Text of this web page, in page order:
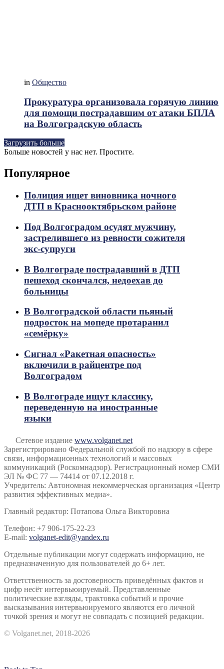
in Общество
Прокуратура организовала горячую линию
для помощи пострадавшим от атаки БПЛА
на Волгоградскую область
Загрузить больше
Больше новостей у нас нет. Простите.
Популярное
Полиция ищет виновника ночного
ДТП в Краснооктябрьском районе
Под Волгоградом осудят мужчину,
застрелившего из ревности сожителя
экс-супруги
В Волгограде пострадавший в ДТП
пешеход скончался, недоехав до
больницы
В Волгоградской области пьяный
подросток на мопеде протаранил
«семёрку»
Сигнал «Ракетная опасность»
включили в райцентре под
Волгоградом
В Волгограде ищут классику,
переведенную на иностранные
языки
Сетевое издание www.volganet.net
Зарегистрировано Федеральной службой по надзору в сфере
связи, информационных технологий и массовых
коммуникаций (Роскомнадзор). Регистрационный номер СМИ
ЭЛ № ФС 77 — 74414 от 07.12.2018 г.
Учредитель: Автономная некоммерческая организация «Центр
развития эффективных медиа».
Главный редактор: Потапова Ольга Викторовна
Телефон: +7 906-175-22-23
E-mail: volganet-edit@yandex.ru
Отдельные публикации могут содержать информацию, не
предназначенную для пользователей до 6+ лет.
Ответственность за достоверность приведённых фактов и
цифр несёт интервьюируемый. Представленные
политические взгляды, трактовка событий и прочие
высказывания интервьюируемого являются его личной
точкой зрения и могут не совпадать с позицией редакции.
© Volganet.net, 2018-2026